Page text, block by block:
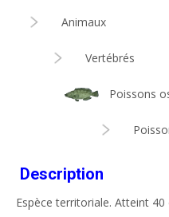
Animaux
Vertébrés
Poissons
Description
Espèce territoriale. Atteint